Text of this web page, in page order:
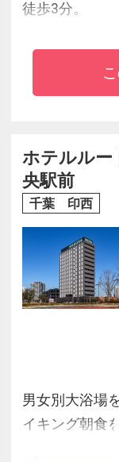
徒歩3分。
且つて異国を
なと町が歴史
かな山下公園
街と一体とな
で、風薫る横
ホテルルー
央駅前
千葉 印西
男女別大浴場
イキング朝食
には空気清浄